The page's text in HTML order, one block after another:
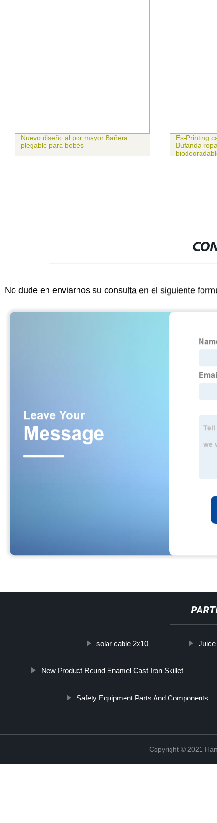
al por mayor Bañera
bebés
Es-Printing cartón reciclable
Bufanda ropa percha papel
biodegradable
No dude en enviarnos su consulta en el siguiente
solar cable 2x10
New Product Round Enamel Cast Iron Skillet
Safety Equipment Parts And Components
Copyright © 2021